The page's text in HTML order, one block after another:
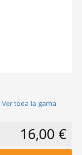
Ver toda la gama
16,00 €